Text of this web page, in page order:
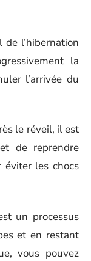
de l’hibernation
la
l’arrivée du
le réveil, il est
de reprendre
éviter les chocs
un processus
et en restant
vous pouvez